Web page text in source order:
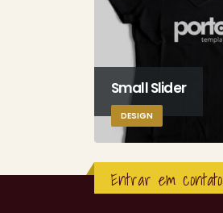
Small Slider
DESIGN
Entrar em contato